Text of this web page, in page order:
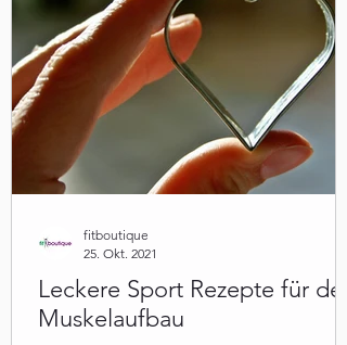
Leckere Sport Rezepte für den
Muskelaufbau
fitboutique
25. Okt. 2021